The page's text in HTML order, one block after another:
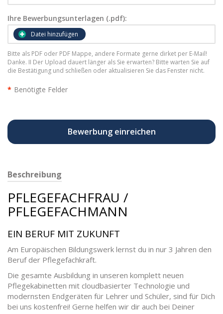
Ihre Bewerbungsunterlagen (.pdf):
Datei hinzufügen
Bitte als PDF oder PDF Mappe, andere Formate gerne dirket per E-Mail!
Danke. II Der Upload dauert länger als Sie erwarten? Bitte warten Sie auf
die Bestätigung und schließen oder aktualisieren Sie das Fenster nicht.
* Benötigte Felder
Bewerbung einreichen
Beschreibung
PFLEGEFACHFRAU /
PFLEGEFACHMANN
EIN BERUF MIT ZUKUNFT
Am Europäischen Bildungswerk lernst du in nur 3 Jahren den
Beruf der Pflegefachkraft.
Die gesamte Ausbildung in unseren komplett neuen
Pflegekabinetten mit cloudbasierter Technologie und
modernsten Endgeräten für Lehrer und Schüler, sind für Dich
bei uns kostenfrei! Gerne helfen wir dir auch bei Deiner